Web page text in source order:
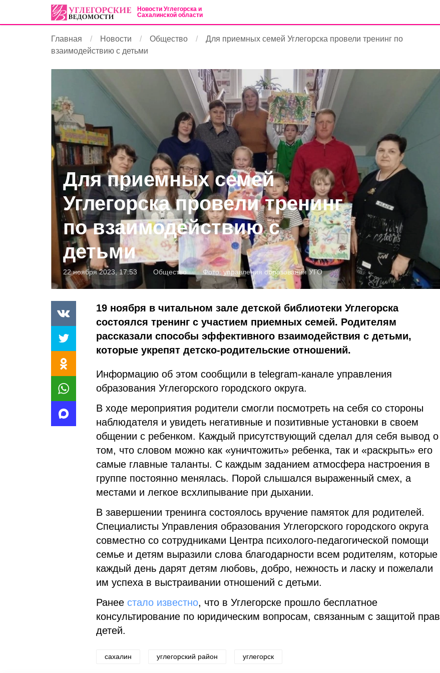
Новости Углегорска и
Сахалинской области
Главная Новости Общество
Для приемных семей Углегорска провели тренинг по
взаимодействию с детьми
Для приемных семей
Углегорска провели тренинг
по взаимодействию с
детьми
22 ноября 2023, 17:53 Общество Фото:управления образования УГО
19 ноября в читальном зале детской библиотеки Углегорска
состоялся тренинг с участием приемных семей. Родителям
рассказали способы эффективного взаимодействия с детьми,
которые укрепят детско-родительские отношений.
Информацию об этом сообщили в telegram-канале управления
образования Углегорского городского округа.
В ходе мероприятия родители смогли посмотреть на себя со стороны
наблюдателя и увидеть негативные и позитивные установки в своем
общении с ребенком. Каждый присутствующий сделал для себя вывод о
том, что словом можно как «уничтожить» ребенка, так и «раскрыть» его
самые главные таланты. С каждым заданием атмосфера настроения в
группе постоянно менялась. Порой слышался выраженный смех, а
местами и легкое всхлипывание при дыхании.
В завершении тренинга состоялось вручение памяток для родителей.
Специалисты Управления образования Углегорского городского округа
совместно со сотрудниками Центра психолого-педагогической помощи
семье и детям выразили слова благодарности всем родителям, которые
каждый день дарят детям любовь, добро, нежность и ласку и пожелали
им успеха в выстраивании отношений с детьми.
Ранее стало известно, что в Углегорске прошло бесплатное
консультирование по юридическим вопросам, связанным с защитой прав
детей.
сахалин углегорский район углегорск